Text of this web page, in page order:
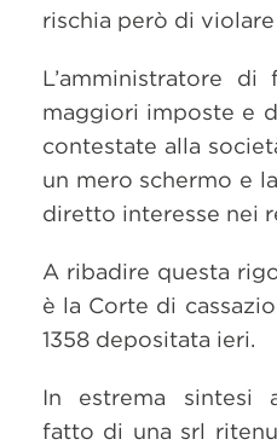
rischia però di
L’amministratore
maggiori imposte e
contestate alla
un mero schermo e
diretto interesse nei
A ribadire questa
è la Corte di
1358 depositata ieri.
In estrema sintesi
fatto di una srl